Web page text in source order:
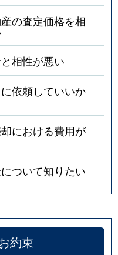
の査定価格を相
相性が悪い
依頼していいか
における費用が
ついて知りたい
約束